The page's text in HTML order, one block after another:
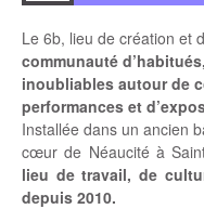
Le 6b, lieu de création et
communauté
inoubliables autour de
performances et
Installée dans un ancien
cœur de Néaucité à
lieu de travail, de
depuis 2010.